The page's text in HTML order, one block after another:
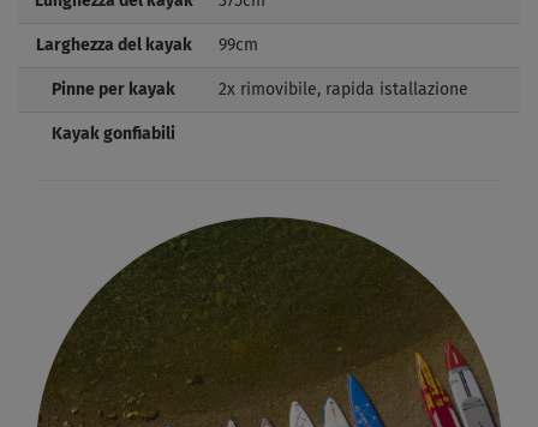
Larghezza del kayak 99cm
Pinne per kayak 2x rimovibile, rapida istallazione
Kayak gonfiabili